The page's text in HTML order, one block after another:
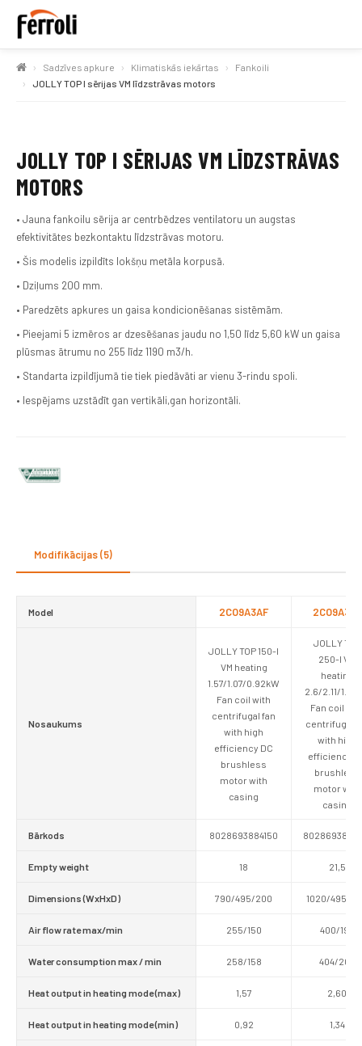
Sadzīves apkure Klimatiskās iekārtas
Fankoili
JOLLY TOP I sērijas VM līdzstrāvas motors
JOLLY TOP I SĒRIJAS VM LĪDZSTRĀVAS
MOTORS
• Jauna fankoilu sērija ar centrbēdzes ventilatoru un augstas
efektivitātes bezkontaktu līdzstrāvas motoru.
• Šis modelis izpildīts lokšņu metāla korpusā.
• Dziļums 200 mm.
• Paredzēts apkures un gaisa kondicionēšanas sistēmām.
• Pieejami 5 izmēros ar dzesēšanas jaudu no 1,50 līdz 5,60 kW un gaisa
plūsmas ātrumu no 255 līdz 1190 m3/h.
• Standarta izpildījumā tie tiek piedāvāti ar vienu 3-rindu spoli.
• Iespējams uzstādīt gan vertikāli,gan horizontāli.
Modifikācijas (5)
Model 2CO9A3AF 2CO9A3BF
Nosaukums
JOLLY TOP 150-I
VM heating
1.57/1.07/0.92kW
Fan coil with
centrifugal fan
with high
efficiency DC
brushless
motor with
casing
JOLLY TOP
250-I VM
heating
2.6/2.11/
Fan coil
centrifugal
with high
efficiency
brushless
motor with
casing
Bārkods 8028693884150
Empty weight 18 21,5
Dimensions (WxHxD) 790/495/200 1020/495/
Air flow rate max/min 255/150 400/190
Water consumption max / min 258/158 404/205
Heat output in heating mode (max) 1,57 2,60
Heat output in heating mode (min) 0,92 1,34